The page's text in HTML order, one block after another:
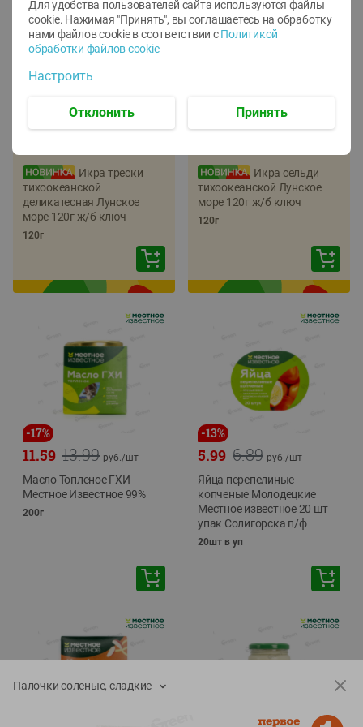
22%
Икра трески
тихоокеанской
деликатесная Лунское
море 120г ж/б ключ
120г
-17%
Икра сельди
тихоокеанской Лунское
море 120г ж/б ключ
120г
-17%
13.99
11.59 руб./шт
Масло Топленое ГХИ
Местное Известное 99%
200г
-13%
6.89
5.99 руб./шт
Яйца перепелиные
копченые Молодецкие
Местное известное 20 шт
упак Солигорска п/ф
20шт в уп
Палочки соленые, сладкие
Для удобства пользователей сайта используются файлы
cookie. Нажимая "Принять", вы соглашаетесь на обработку
нами файлов cookie в соответствии с Политикой
обработки файлов cookie
Настроить
Отклонить Принять